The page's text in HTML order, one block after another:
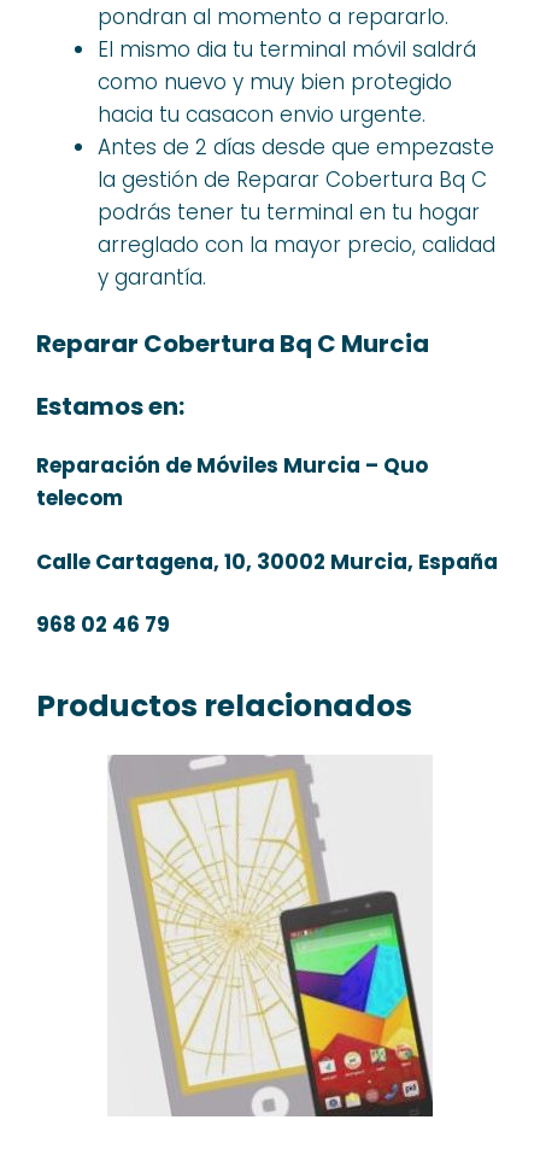
pondran al momento a repararlo.
El mismo dia tu terminal móvil saldrá
como nuevo y muy bien protegido
hacia tu casacon envio urgente.
Antes de 2 días desde que empezaste
la gestión de Reparar Cobertura Bq C
podrás tener tu terminal en tu hogar
arreglado con la mayor precio, calidad
y garantía.
Reparar Cobertura Bq C Murcia
Estamos en:
Reparación de Móviles Murcia – Quo
telecom
Calle Cartagena, 10, 30002 Murcia, España
968 02 46 79
Productos relacionados